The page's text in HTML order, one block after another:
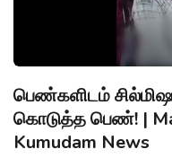
பெண்களிடம்
கொடுத்த பெண்! |
Kumudam News